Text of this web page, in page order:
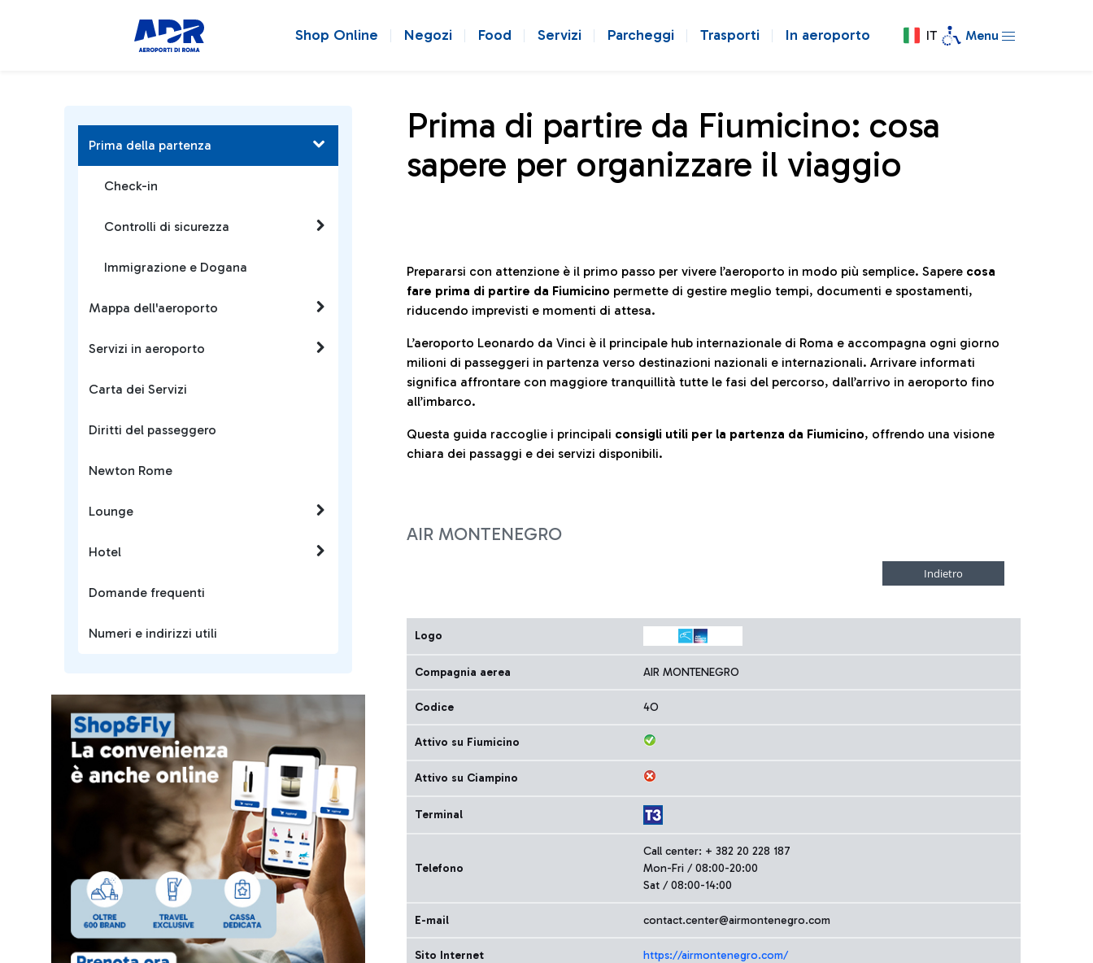
Shop Online Negozi Food Servizi Parcheggi Trasporti In aeroporto IT Menu
Prima di partire da Fiumicino: cosa
sapere per organizzare il viaggio
Prepararsi con attenzione è il primo passo per vivere l’aeroporto in modo più semplice. Sapere cosa
fare prima di partire da Fiumicino permette di gestire meglio tempi, documenti e spostamenti,
riducendo imprevisti e momenti di attesa.
L’aeroporto Leonardo da Vinci è il principale hub internazionale di Roma e accompagna ogni giorno
milioni di passeggeri in partenza verso destinazioni nazionali e internazionali. Arrivare informati
significa affrontare con maggiore tranquillità tutte le fasi del percorso, dall’arrivo in aeroporto fino
all’imbarco.
Questa guida raccoglie i principali consigli utili per la partenza da Fiumicino, offrendo una visione
chiara dei passaggi e dei servizi disponibili.
AIR MONTENEGRO
Logo
Compagnia aerea AIR MONTENEGRO
Codice 4O
Attivo su Fiumicino
Attivo su Ciampino
Terminal
Telefono
Call center: + 382 20 228 187
Mon-Fri / 08:00-20:00
Sat / 08:00-14:00
E-mail contact.center@airmontenegro.com
Sito Internet https://airmontenegro.com/
Prima della partenza
Check-in
Controlli di sicurezza
Immigrazione e Dogana
Mappa dell'aeroporto
Servizi in aeroporto
Carta dei Servizi
Diritti del passeggero
Newton Rome
Lounge
Hotel
Domande frequenti
Numeri e indirizzi utili